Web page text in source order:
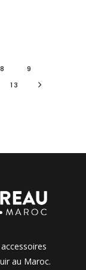
8
9
13
au Maroc.